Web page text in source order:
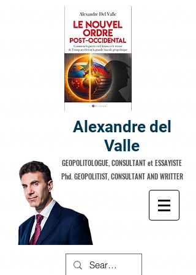
Alexandre del
Valle
GEOPOLITOLOGUE, CONSULTANT et ESSAYISTE
Phd. GEOPOLITIST, CONSULTANT AND WRITTER